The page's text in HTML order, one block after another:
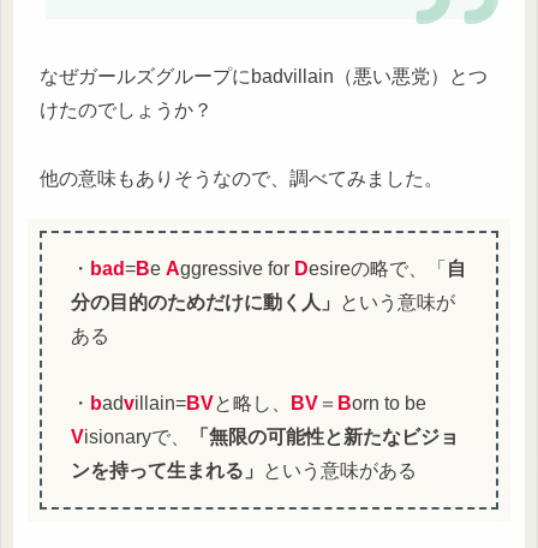
なぜガールズグループにbadvillain（悪い悪党）とつ
けたのでしょうか？
他の意味もありそうなので、調べてみました。
・ bad=Be Aggressive for Desireの略で、「 自
分の目的のためだけに動く人」
という意味が
ある
・ badvillain=BVと略し、 BV ＝ Born to be
Visionaryで、
「無限の可能性と新たなビジョ
ンを持って生まれる」
という意味がある